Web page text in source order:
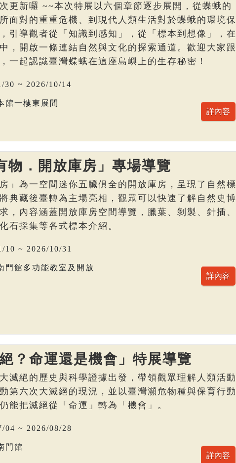
更新囉 ~~本次特展以六個章節逐步展開，從蝶蛾的
面對的重重危機、到現代人類生活對於蝶蛾的環境保
引導觀者從「知識到感知」，從「標本到想像」，在
，開啟一條連結自然與文化的探索通道。歡迎大家跟
一起認識臺灣蝶蛾在這座島嶼上的生存秘密！
30 ~ 2026/10/14
館一樓東展間
物．開放庫房」專場導覽
」為一空間迷你五臟俱全的開放庫房，呈現了自然標
典藏後臺轉為主場亮相，觀眾可以快速了解自然史博
，內容涵蓋開放庫房空間導覽，臘葉、剝製、針插、
石採集等各式標本介紹。
10 ~ 2026/10/31
門館多功能教室及開放
？命運還是機會」特展導覽
滅絕的歷史與科學證據出發，帶領觀眾理解人類活動
第六次大滅絕的現況，並以臺灣瀕危物種與保育行動
能把滅絕從「命運」轉為「機會」。
04 ~ 2026/08/28
門館